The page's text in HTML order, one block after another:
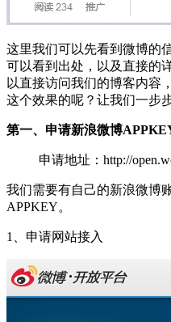
这里我们可以先看到微博的
可以看到出处，以及直接的
以直接访问我们的博客内容
这个效果的呢？让我们一步步
第一、申请新浪微博
申请地址：http://
我们需要有自己的新浪微博
APPKEY。
1、申请网站接入